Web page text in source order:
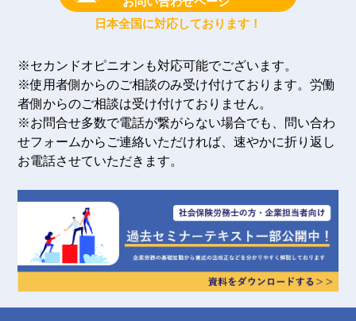
日本全国に対応しております！
※セカンドオピニオンも対応可能でございます。
※使用者側からのご相談のみ受け付けております。労働
者側からのご相談は受け付けておりません。
※お問合せ多数で電話が繋がらない場合でも、問い合わ
せフォームからご連絡いただければ、速やかに折り返し
お電話させていただきます。